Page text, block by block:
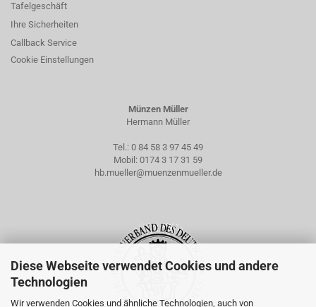
Diese Webseite verwendet Cookies und andere
Technologien
Wir verwenden Cookies und ähnliche Technologien, auch von
Tafelgeschäft
Ihre Sicherheiten
Callback Service
Cookie Einstellungen
Münzen Müller
Hermann Müller
Tel.: 0 84 58 3 97 45 49
Mobil: 0174 3 17 31 59
hb.mueller@muenzenmueller.de